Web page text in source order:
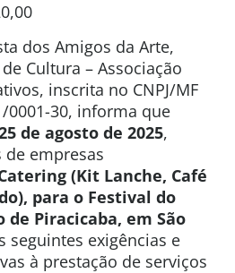
dos Amigos da Arte,
Cultura – Associação
inscrita no CNPJ/MF
0001-30, informa que
de agosto de 2025,
empresas
(Kit Lanche, Café
para o Festival do
Piracicaba, em São
seguintes exigências e
à prestação de serviços